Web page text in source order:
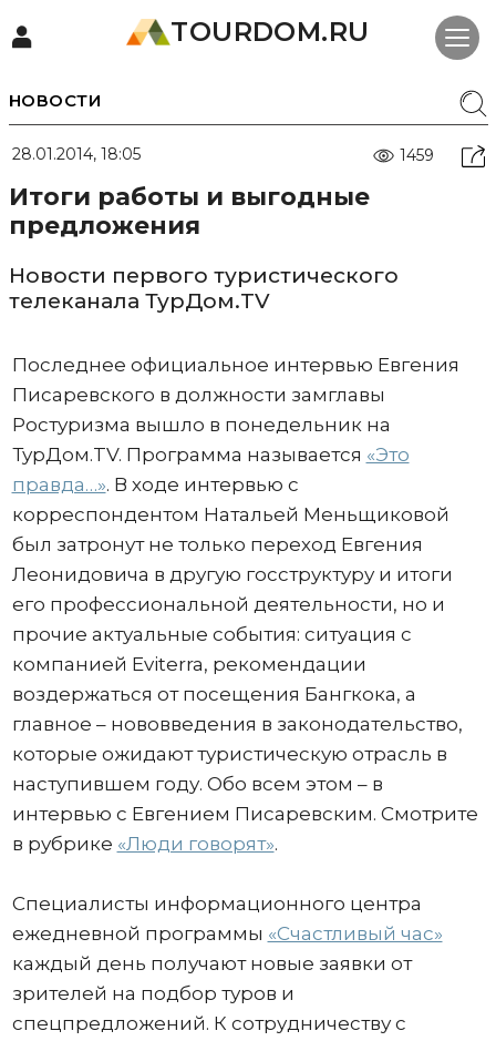
TOURDOM.RU
НОВОСТИ
28.01.2014, 18:05 1459
Итоги работы и выгодные
предложения
Новости первого туристического
телеканала ТурДом.TV
Последнее официальное интервью Евгения
Писаревского в должности замглавы
Ростуризма вышло в понедельник на
ТурДом.TV. Программа называется «Это
правда…». В ходе интервью с
корреспондентом Натальей Меньщиковой
был затронут не только переход Евгения
Леонидовича в другую госструктуру и итоги
его профессиональной деятельности, но и
прочие актуальные события: ситуация с
компанией Eviterra, рекомендации
воздержаться от посещения Бангкока, а
главное – нововведения в законодательство,
которые ожидают туристическую отрасль в
наступившем году. Обо всем этом – в
интервью с Евгением Писаревским. Смотрите
в рубрике «Люди говорят».
Специалисты информационного центра
ежедневной программы «Счастливый час»
каждый день получают новые заявки от
зрителей на подбор туров и
спецпредложений. К сотрудничеству с